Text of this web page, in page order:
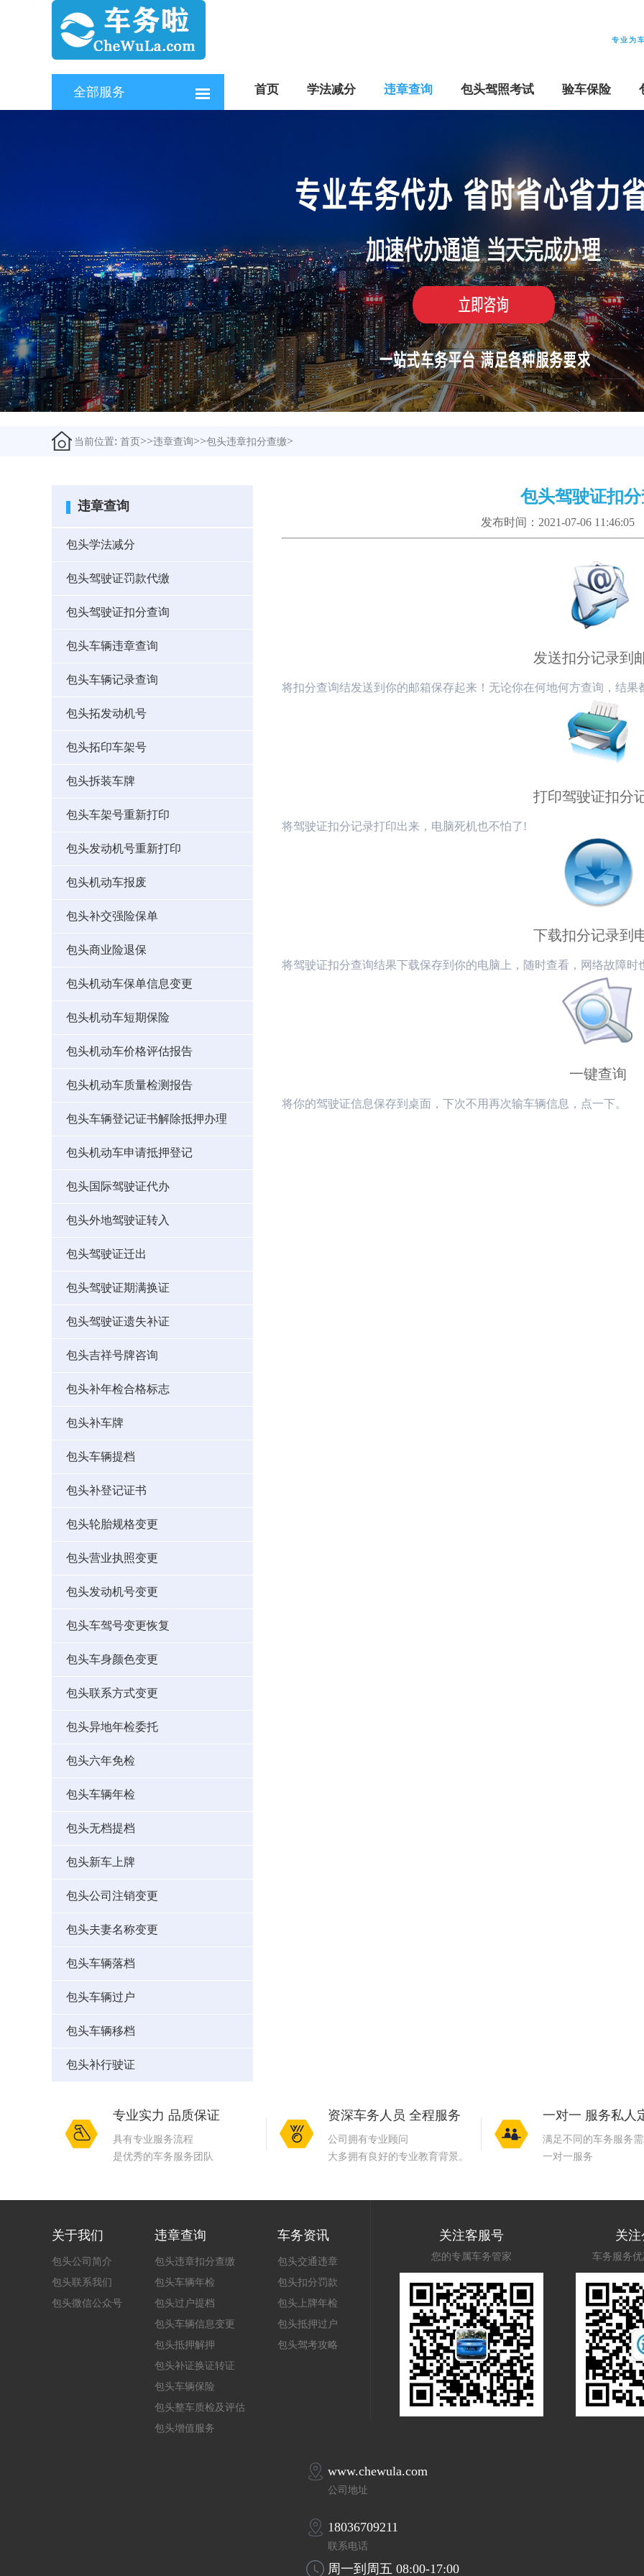
专业为
全部服务 首页 学法减分 违章查询 包头驾照考试 验车保险
当前位置: 首页 >>违章查询>>包头违章扣分查缴>
违章查询
包头学法减分
包头驾驶证罚款代缴
包头驾驶证扣分查询
包头车辆违章查询
包头车辆记录查询
包头拓发动机号
包头拓印车架号
包头拆装车牌
包头车架号重新打印
包头发动机号重新打印
包头机动车报废
包头补交强险保单
包头商业险退保
包头机动车保单信息变更
包头机动车短期保险
包头机动车价格评估报告
包头机动车质量检测报告
包头车辆登记证书解除抵押办理
包头机动车申请抵押登记
包头国际驾驶证代办
包头外地驾驶证转入
包头驾驶证迁出
包头驾驶证期满换证
包头驾驶证遗失补证
包头吉祥号牌咨询
包头补年检合格标志
包头补车牌
包头车辆提档
包头补登记证书
包头轮胎规格变更
包头营业执照变更
包头发动机号变更
包头车驾号变更恢复
包头车身颜色变更
包头联系方式变更
包头异地年检委托
包头六年免检
包头车辆年检
包头无档提档
包头新车上牌
包头公司注销变更
包头夫妻名称变更
包头车辆落档
包头车辆过户
包头车辆移档
包头补行驶证
包头驾驶证扣
发布时间：2021-07-06
发送扣分记录到
将扣分查询结发送到你的邮箱保存起来！无论你在何地何方查询，结果
打印驾驶证扣分
将驾驶证扣分记录打印出来，电脑死机也不怕了!
下载扣分记录到
将驾驶证扣分查询结果下载保存到你的电脑上，随时查看，网络故障时
一键查询
将你的驾驶证信息保存到桌面，下次不用再次输车辆信息，点一下。
专业实力 品质保证
具有专业服务流程
是优秀的车务服务团队
资深车务人员 全程服务
公司拥有专业顾问
大多拥有良好的专业教育背景。
一对一 服务私人
满足不同的车务服务
一对一服务
关于我们
包头公司简介
包头联系我们
包头微信公众号
违章查询
包头违章扣分查缴
包头车辆年检
包头过户提档
包头车辆信息变更
包头抵押解押
包头补证换证转证
包头车辆保险
包头整车质检及评估
包头增值服务
车务资讯
包头交通违章
包头扣分罚款
包头上牌年检
包头抵押过户
包头驾考攻略
关注客服号
您的专属车务管家
关
车务服务
www.chewula.com
公司地址
18036709211
联系电话
周一到周五 08:00-17:00